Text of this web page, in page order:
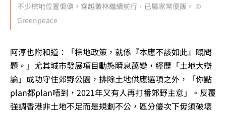
不少棕地位置偏僻，穿越叢林繼續前行，已屬家常便飯。 ©
Greenpeace
阿淳也附和道：「棕地政策，就係『本應不該如此』嘅問
題。」尤其城市發展項目動態瞬息萬變，經歷「土地大辯
論」成功守住郊野公園，排除土地供應選項之外，「你點
plan都plan唔到，2021年又有人再打番郊野主意」。反覆
強調香港非土地不足而是規劃不公，區分優次下毋須破壞